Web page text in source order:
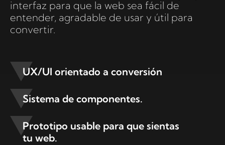
interfaz para que la web sea fácil de
entender, agradable de usar y útil para
convertir.
UX/UI orientado a conversión
Sistema de componentes.
Prototipo usable para que sientas
tu web.